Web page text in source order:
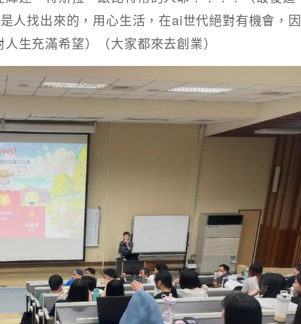
人找出來的，用心生活，在ai世代絕對有機會，因
生充滿希望）（大家都來去創業）